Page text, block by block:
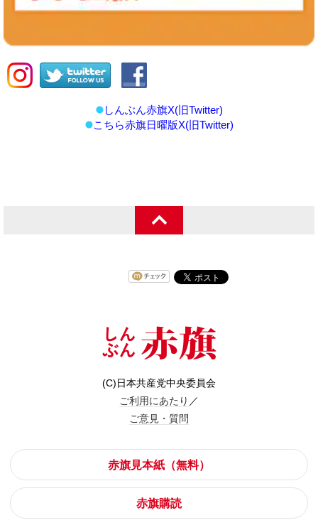
しんぶん赤旗X(旧Twitter)
こちら赤旗日曜版X(旧Twitter)
(C)日本共産党中央委員会
ご利用にあたり ／
ご意見・質問
赤旗見本紙（無料）
赤旗購読